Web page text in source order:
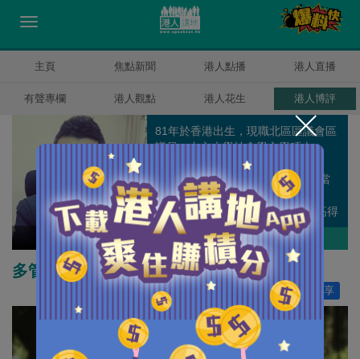
主頁 焦點新聞 港人點播 港人直播
有聲專欄 港人觀點 港人花生 港人博評
劉國勳
81年於香港出生，現職北區區議會區
議員，中文大學社會學文學碩士。
2003年僅22歲參選區議會選舉。
2007以4159票成為全新界最高票當
選的議員。2011年競逐連任，以
4791票打破香港回歸後區議會最高得
票的紀錄，成功連任。
作者其他博評
多管齊下改善公園噪音問題
分享
73